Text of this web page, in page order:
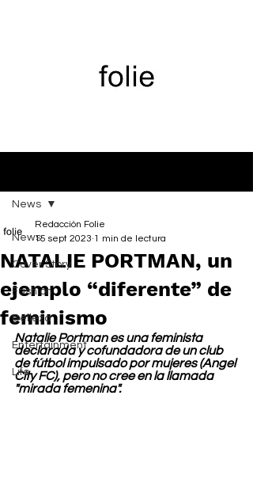
News
Cover Story
Fashion
Belleza
Entertainment
Life
News
NATALIE PORTMAN, un
ejemplo “diferente” de
feminismo
Redacción Folie
15 sept 2023 1 min de lectura
Natalie Portman es una feminista
declarada y cofundadora de un club
de fútbol impulsado por mujeres (Angel
City FC), pero no cree en la llamada
"mirada femenina".